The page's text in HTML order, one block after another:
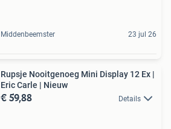
Middenbeemster 23 jul 26
Rupsje Nooitgenoeg Mini Display 12 Ex |
Eric Carle | Nieuw
€ 59,88 Details